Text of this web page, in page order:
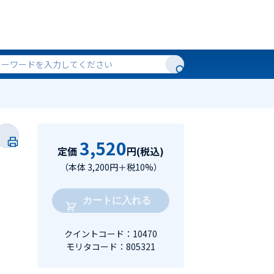
定価3,520円(税込)
（本体 3,200円＋税10%）
カートに入れる
クイントコード：10470
モリタコード：805321